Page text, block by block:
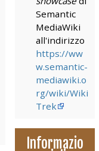
Semantic
MediaWiki
all'indirizzo
https://ww
w.semantic-
mediawiki.o
rg/wiki/Wiki
Trek
Informazio